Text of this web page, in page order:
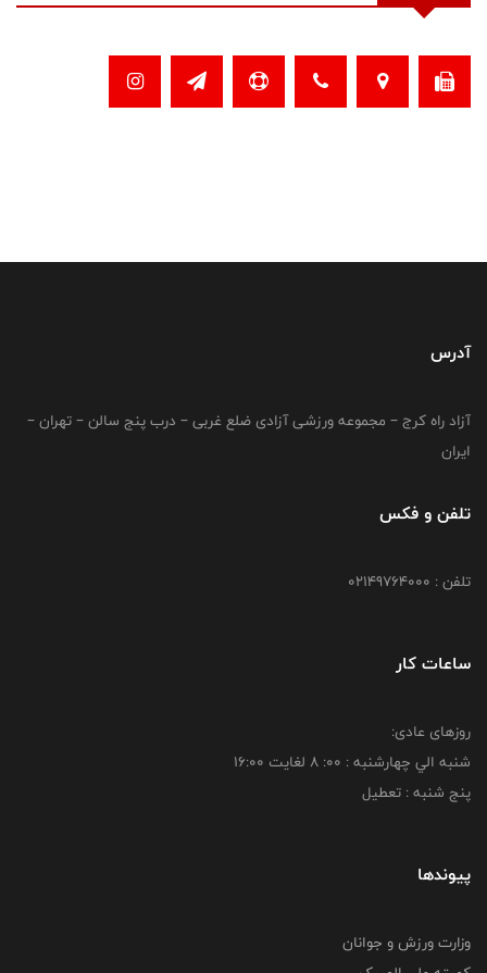
آدرس
آزاد راه کرج – مجموعه ورزشی آزادی ضلع غربی – درب پنج سالن – تهران –
ایران
تلفن و فکس
تلفن : 02149764000
ساعات کار
روزهای عادی:
شنبه الي چهارشنبه : 00: 8 لغايت 16:00
پنج شنبه : تعطیل
پیوندها
وزارت ورزش و جوانان